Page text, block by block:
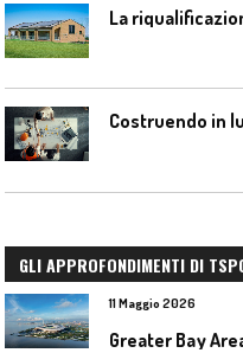
La
Costruendo in
GLI APPROFONDIMENTI DI
11 Maggio 2026
Greater Bay